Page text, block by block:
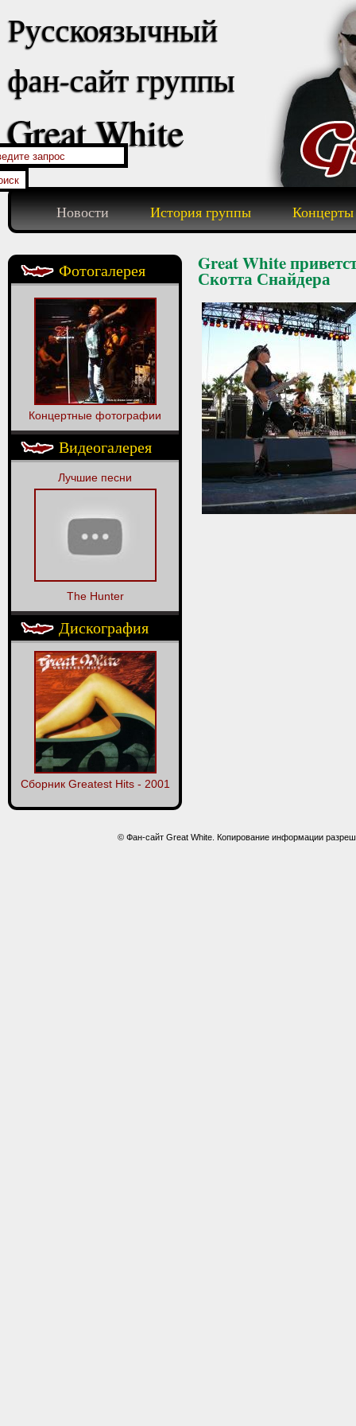
Русскоязычный
фан-сайт группы
Great White
Новости История группы Концерты
Фотогалерея
Концертные фотографии
Видеогалерея
Лучшие песни
The Hunter
Дискография
Сборник Greatest Hits - 2001
Great White
Скотта Снайдера
© Фан-сайт Great White. Копирование информации